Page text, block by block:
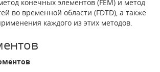
конечных элементов (FEM) и метод
во временной области (FDTD), а также
каждого из этих методов.